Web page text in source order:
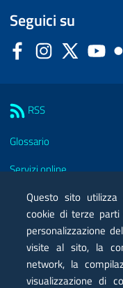
Seguici su
FacebookInstagram
Twitter
RSS
Glossario
Servizi online
Moduli
Posta elettronica
Privacy
Note legali
Questo sito utilizza
cookie di terze
personalizzazione
visite al sito, la
network, la
visualizzazione di